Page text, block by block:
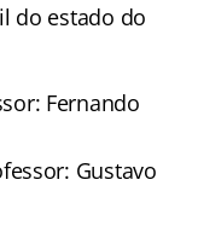
do estado do
Fernando
Gustavo